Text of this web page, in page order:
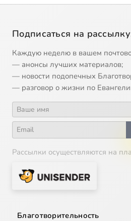
Подписаться на
Каждую неделю в вашем
— анонсы лучших материалов;
— новости подопечных
— разговор о жизни по
Рассылки осуществляются на
Благотворительность